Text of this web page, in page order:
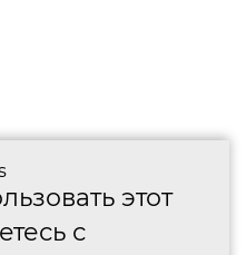
этот
с